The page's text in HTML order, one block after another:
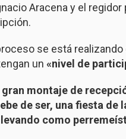
Aracena y el
se está
un «nivel de
gran montaje de
de ser, una fiesta de
como